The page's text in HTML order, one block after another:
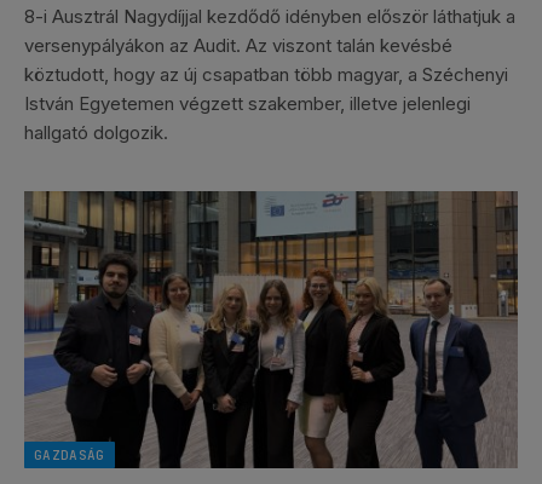
8-i Ausztrál Nagydíjjal kezdődő idényben először láthatjuk a
versenypályákon az Audit. Az viszont talán kevésbé
köztudott, hogy az új csapatban több magyar, a Széchenyi
István Egyetemen végzett szakember, illetve jelenlegi
hallgató dolgozik.
GAZDASÁG